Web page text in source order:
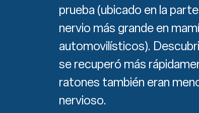
prueba (ubicado en la
nervio más grande en
automovilísticos).
se recuperó más
ratones también eran
nervioso.